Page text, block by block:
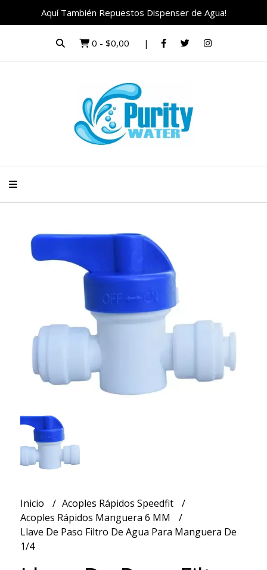
Aquí También Repuestos Dispenser de Agua!
0 - $0,00
Inicio
Acoples Rápidos Speedfit
Acoples Rápidos Manguera 6 MM
Llave De Paso Filtro De Agua Para Manguera De
1/4